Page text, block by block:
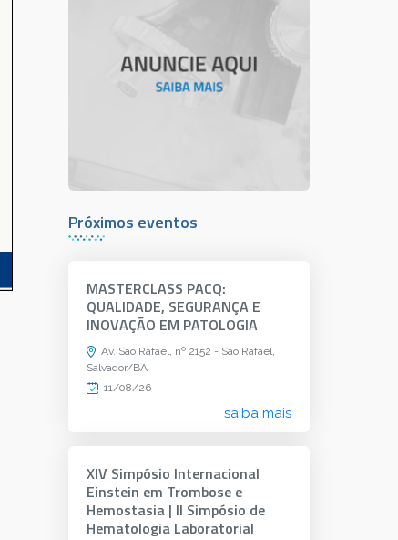
Próximos eventos
MASTERCLASS PACQ:
QUALIDADE, SEGURANÇA E
INOVAÇÃO EM PATOLOGIA
Av. São Rafael, nº 2152 - São Rafael,
Salvador/BA
11/08/26
saiba mais
XIV Simpósio Internacional
Einstein em Trombose e
Hemostasia | II Simpósio de
Hematologia Laboratorial